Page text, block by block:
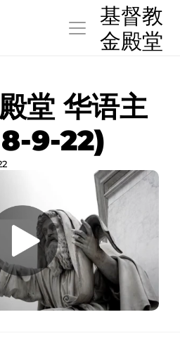
  基督教
  金殿堂
堂 华语主
9-22)